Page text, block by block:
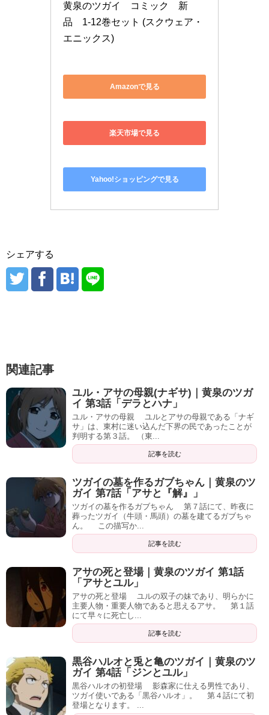
Amazonで見る
Yahoo!ショッピングで見る
関連記事
ユル・アサの母親(ナギサ)｜黄泉のツガ
ツガイの墓を作るガブちゃん｜黄泉のツ
ガイ 第7話「アサと『解』」
ツガイの墓を作るガブちゃん 第７話にて、昨夜に
葬ったツガイ（牛頭・馬頭）の墓を建てるガブちゃ
ん。 この描写か...
記事を読む
アサの死と登場｜黄泉のツガイ 第1話
「アサとユル」
アサの死と登場 ユルの双子の妹であり、明らかに
主要人物・重要人物であると思えるアサ。 第１話
にて早々に死亡し...
記事を読む
黒谷ハルオと兎と亀のツガイ｜黄泉のツ
ガイ 第4話「ジンとユル」
黒谷ハルオの初登場 影森家に仕える男性であり、
ツガイ使いである「黒谷ハルオ」。 第４話にて初
登場となります。 ...
記事を読む
影森家に行くユル｜黄泉のツガイ 第5話
「兎と亀」
影森家に行くユル アサに話を聞くため、影森家に
行くことになったユル。 戦闘は一旦終了し話し合
いができる状況となり...